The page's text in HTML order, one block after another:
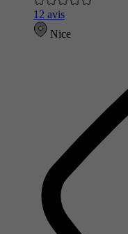
12 avis
Nice